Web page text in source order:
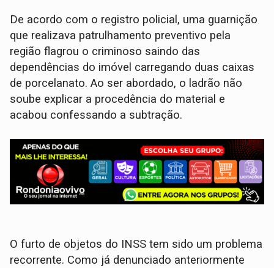
​De acordo com o registro policial, uma guarnição
que realizava patrulhamento preventivo pela
região flagrou o criminoso saindo das
dependências do imóvel carregando duas caixas
de porcelanato. Ao ser abordado, o ladrão não
soube explicar a procedência do material e
acabou confessando a subtração.
​O furto de objetos do INSS tem sido um problema
recorrente. Como já denunciado anteriormente